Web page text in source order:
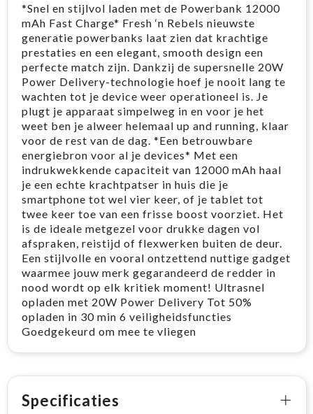
*Snel en stijlvol laden met de Powerbank 12000
mAh Fast Charge* Fresh ‘n Rebels nieuwste
generatie powerbanks laat zien dat krachtige
prestaties en een elegant, smooth design een
perfecte match zijn. Dankzij de supersnelle 20W
Power Delivery-technologie hoef je nooit lang te
wachten tot je device weer operationeel is. Je
plugt je apparaat simpelweg in en voor je het
weet ben je alweer helemaal up and running, klaar
voor de rest van de dag. *Een betrouwbare
energiebron voor al je devices* Met een
indrukwekkende capaciteit van 12000 mAh haal
je een echte krachtpatser in huis die je
smartphone tot wel vier keer, of je tablet tot
twee keer toe van een frisse boost voorziet. Het
is de ideale metgezel voor drukke dagen vol
afspraken, reistijd of flexwerken buiten de deur.
Een stijlvolle en vooral ontzettend nuttige gadget
waarmee jouw merk gegarandeerd de redder in
nood wordt op elk kritiek moment! Ultrasnel
opladen met 20W Power Delivery Tot 50%
opladen in 30 min 6 veiligheidsfuncties
Goedgekeurd om mee te vliegen
Specificaties